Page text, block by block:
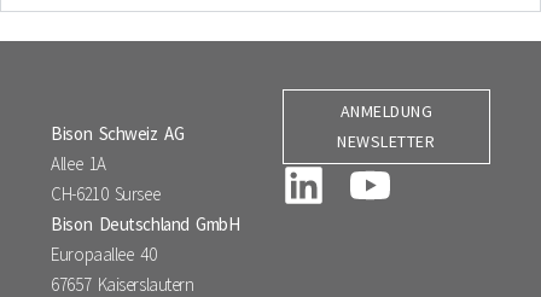
Bison Schweiz AG
Allee 1A
CH-6210 Sursee
Bison Deutschland GmbH
Europaallee 40
67657 Kaiserslautern
ANMELDUNG
NEWSLETTER